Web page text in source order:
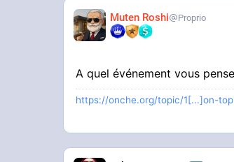
Muten Roshi Proprio
A quel événement vous
https://onche.org/topic/1[...]on-